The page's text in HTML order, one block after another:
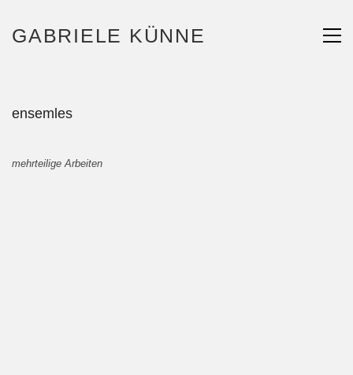
GABRIELE KÜNNE
ensemles
mehrteilige Arbeiten